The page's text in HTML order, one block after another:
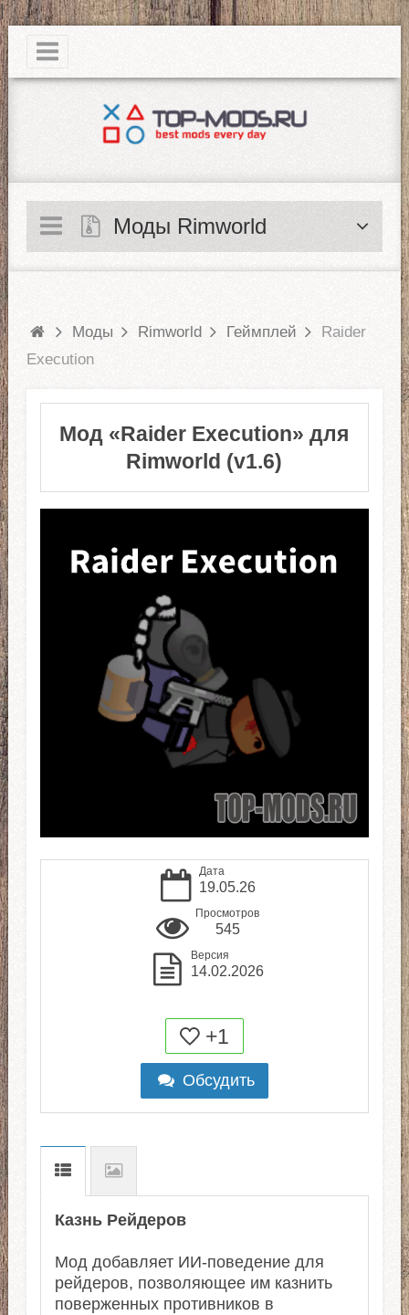
|
Моды Rimworld
Моды Rimworld Геймплей
Raider
Execution
Мод «Raider Execution» для
Rimworld (v1.6)
Дата
19.05.26
Просмотров
545
Версия
14.02.2026
+1
Обсудить
Казнь Рейдеров
Мод добавляет ИИ-поведение для
рейдеров, позволяющее им казнить
поверженных противников в